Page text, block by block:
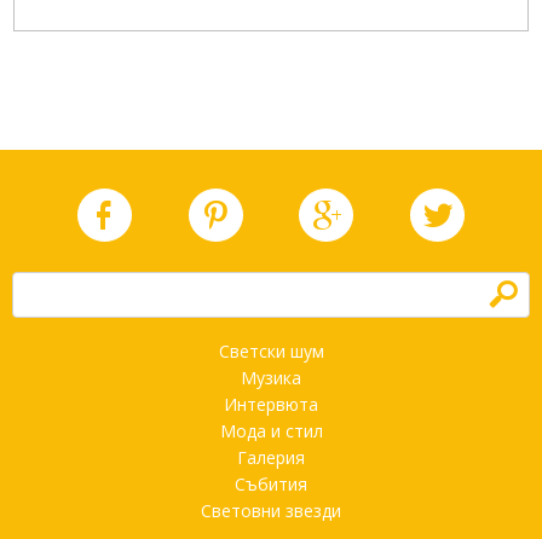
h
Светски шум
Музика
Интервюта
Мода и стил
Галерия
Събития
Световни звезди